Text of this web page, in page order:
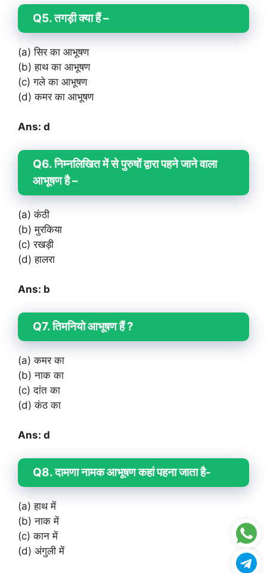
Q5. तगड़ी क्या हैं –
(a) सिर का आभूषण
(b) हाथ का आभूषण
(c) गले का आभूषण
(d) कमर का आभूषण
Ans: d
Q6. निम्नलिखित में से पुरुषों द्वारा पहने जाने वाला
आभूषण है –
(a) कंठी
(b) मुरकिया
(c) रखड़ी
(d) हालरा
Ans: b
Q7. तिमनियो आभूषण हैं ?
(a) कमर का
(b) नाक का
(c) दांत का
(d) कंठ का
Ans: d
Q8. दामणा नामक आभूषण कहां पहना जाता है-
(a) हाथ में
(b) नाक में
(c) कान में
(d) अंगुली में